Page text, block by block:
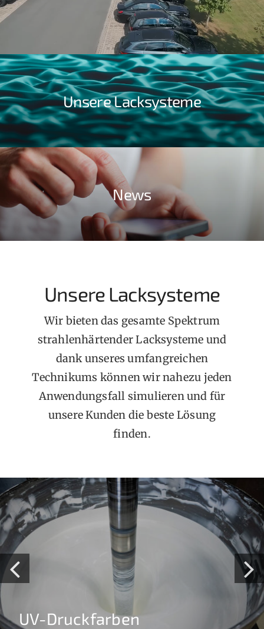
Unsere Lacksysteme
News
Unsere Lacksysteme
Wir bieten das gesamte Spektrum
strahlenhärtender Lacksysteme und
dank unseres umfangreichen
Technikums können wir nahezu jeden
Anwendungsfall simulieren und für
unsere Kunden die beste Lösung
finden.
UV-Druckfarben